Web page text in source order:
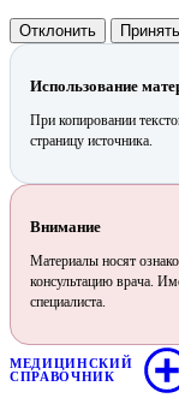
Отклонить Принять
Использование
При копировании
страницу источника.
Внимание
Материалы носят
консультацию врача.
специалиста.
МЕДИЦИНСКИЙ
СПРАВОЧНИК